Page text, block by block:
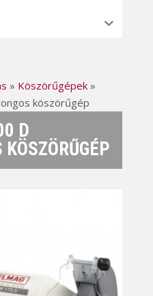
» Köszörűgépek»
köszörűgép
D
KÖSZÖRŰGÉP